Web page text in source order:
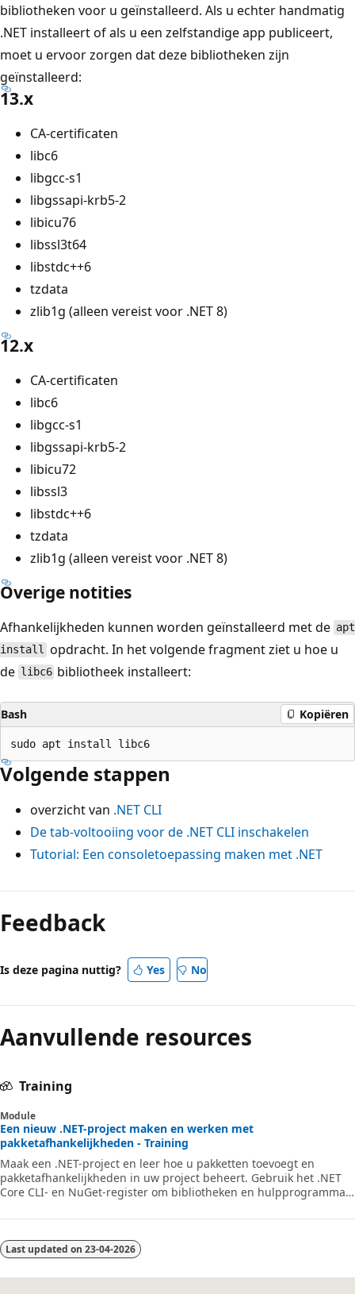
bibliotheken voor u geïnstalleerd. Als u echter handmatig
.NET installeert of als u een zelfstandige app publiceert,
moet u ervoor zorgen dat deze bibliotheken zijn
geïnstalleerd:
13.x
CA-certificaten
libc6
libgcc-s1
libgssapi-krb5-2
libicu76
libssl3t64
libstdc++6
tzdata
zlib1g (alleen vereist voor .NET 8)
12.x
CA-certificaten
libc6
libgcc-s1
libgssapi-krb5-2
libicu72
libssl3
libstdc++6
tzdata
zlib1g (alleen vereist voor .NET 8)
Overige notities
Afhankelijkheden kunnen worden geïnstalleerd met de apt
install opdracht. In het volgende fragment ziet u hoe u
de libc6 bibliotheek installeert:
Bash Kopiëren
Volgende stappen
overzicht van .NET CLI
De tab-voltooiing voor de .NET CLI inschakelen
Tutorial: Een consoletoepassing maken met .NET
Feedback
Is deze pagina nuttig? Yes No
Aanvullende resources
Training
Module
Een nieuw .NET-project maken en werken met
pakketafhankelijkheden - Training
Maak een .NET-project en leer hoe u pakketten toevoegt en
pakketafhankelijkheden in uw project beheert. Gebruik het .NET
Core CLI- en NuGet-register om bibliotheken en hulpprogramma's
Last updated on 23-04-2026